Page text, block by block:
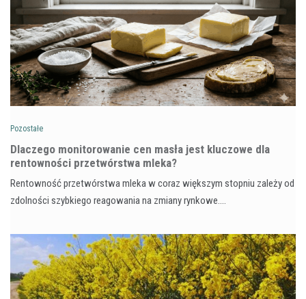
Pozostałe
Dlaczego monitorowanie cen masła jest kluczowe dla
rentowności przetwórstwa mleka?
Rentowność przetwórstwa mleka w coraz większym stopniu zależy od
zdolności szybkiego reagowania na zmiany rynkowe.…